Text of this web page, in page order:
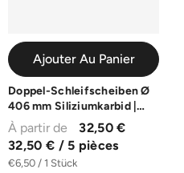
Ajouter Au Panier
Doppel-Schleifscheiben Ø
406 mm Siliziumkarbid |
10er-Pack | K16-K100
À partir de
32,50 €
32,50 € / 5 pièces
€6,50 / 1 Stück